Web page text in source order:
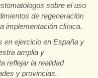
sobre el uso
de regeneración
implementación clínica.
en ejercicio en España y
amplia y
reflejar la realidad
y provincias.